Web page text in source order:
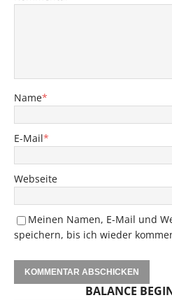
Name*
E-Mail*
Webseite
Meinen Namen, E-Mail und
speichern, bis ich wieder
BALANCE